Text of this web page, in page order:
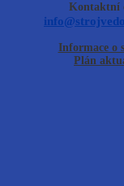
Kontaktní
Informace o
Plán